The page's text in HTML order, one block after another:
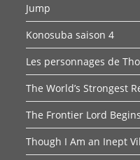
Jump
Konosuba saison 4
Les personnages de
The World’s Strongest
The Frontier Lord
Though I Am an Inept